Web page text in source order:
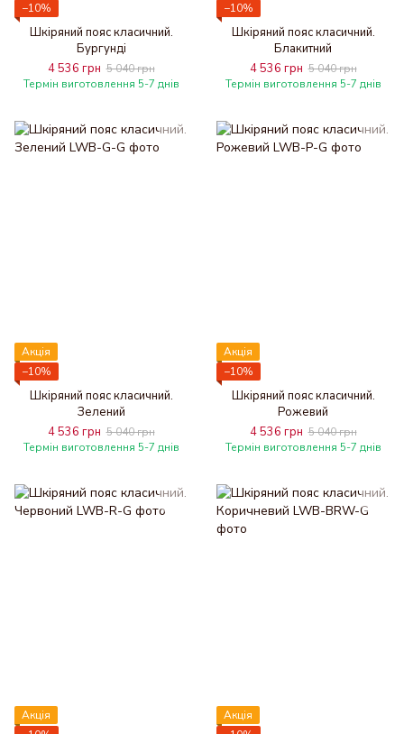
−10%
Шкіряний пояс класичний.
Бургунді
4 536 грн 5 040 грн
Термін виготовлення 5-7 днів
−10%
Шкіряний пояс класичний.
Блакитний
4 536 грн 5 040 грн
Термін виготовлення 5-7 днів
Акція
−10%
Шкіряний пояс класичний.
Зелений
4 536 грн 5 040 грн
Термін виготовлення 5-7 днів
Акція
−10%
Шкіряний пояс класичний.
Рожевий
4 536 грн 5 040 грн
Термін виготовлення 5-7 днів
Акція
Акція